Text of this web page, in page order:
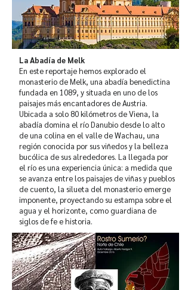
La Abadía de Melk
En este reportaje hemos explorado el
monasterio de Melk, una abadía benedictina
fundada en 1089, y situada en uno de los
paisajes más encantadores de Austria.
Ubicada a solo 80 kilómetros de Viena, la
abadía domina el río Danubio desde lo alto
de una colina en el valle de Wachau, una
región conocida por sus viñedos y la belleza
bucólica de sus alrededores. La llegada por
el río es una experiencia única: a medida que
se avanza entre los paisajes de viñas y pueblos
de cuento, la silueta del monasterio emerge
imponente, proyectando su estampa sobre el
agua y el horizonte, como guardiana de
siglos de fe e historia.